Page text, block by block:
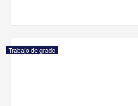
Trabajo de grado